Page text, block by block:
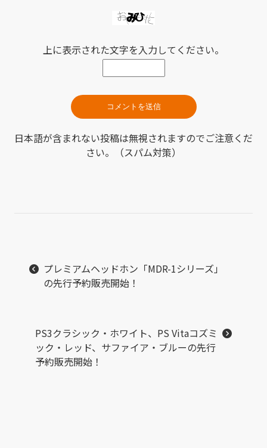
上に表示された文字を入力してください。
日本語が含まれない投稿は無視されますのでご注意くだ
さい。（スパム対策）
プレミアムヘッドホン「MDR-1シリーズ」
の先行予約販売開始！
PS3クラシック・ホワイト、PS Vitaコズミ
ック・レッド、サファイア・ブルーの先行
予約販売開始！